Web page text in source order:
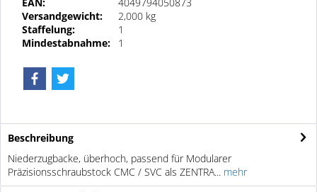
Versandgewicht:
2,000 kg
Staffelung:
1
Mindestabnahme:
1
Beschreibung
Niederzugbacke, überhoch, passend für Modularer
Präzisionsschraubstock CMC / SVC als ZENTRA... mehr